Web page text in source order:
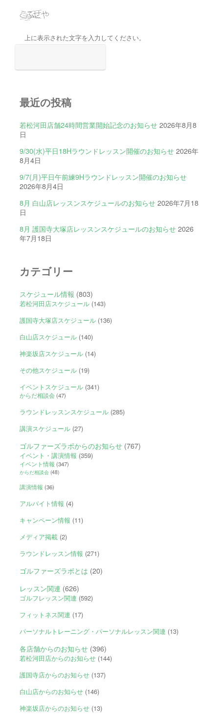
上に表示された文字を入力してください。
最近の投稿
若松河田店舗24時間営業開始記念のお知らせ 2026年8月8
日
9/30(水)平日18Hラウンドレッスン開催のお知らせ 2026年
8月4日
9/7(月)平日午前練9Hラウンドレッスン開催のお知らせ
2026年8月4日
8月 白山店レッスンスケジュールのお知らせ 2026年7月18
日
8月 護国寺大塚店レッスンスケジュールのお知らせ 2026
年7月18日
カテゴリー
スケジュール情報 (803)
若松河田店スケジュール(143)
護国寺大塚店スケジュール(136)
白山店スケジュール(140)
神楽坂店スケジュール(14)
その他スケジュール(19)
イベントスケジュール(341)
からだ相談会(47)
ラウンドレッスンスケジュール(285)
講演スケジュール(27)
ゴルファーズラボからのお知らせ(767)
イベント・講演情報 (359)
イベント情報 (347)
からだ相談会(48)
講演情報 (36)
アルバイト情報 (4)
キャンペーン情報 (11)
メディア掲載(2)
ラウンドレッスン情報 (271)
ゴルファーズラボとは (20)
レッスン関連 (626)
ゴルフレッスン関連 (592)
フィットネス関連 (17)
パーソナルトレーニング・パーソナルレッスン関連 (13)
各店舗からのお知らせ(396)
若松河田店からのお知らせ(144)
護国寺店からのお知らせ(137)
白山店からのお知らせ(146)
神楽坂店からのお知らせ(13)